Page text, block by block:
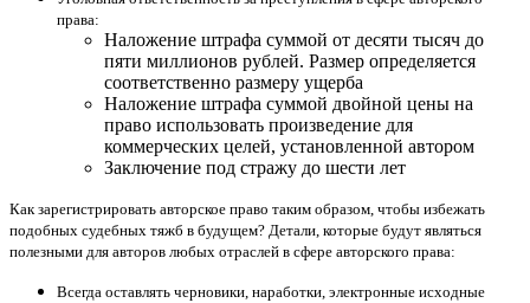
права:
Наложение штрафа суммой от десяти тысяч до
пяти миллионов рублей. Размер определяется
соответственно размеру ущерба
Наложение штрафа суммой двойной цены на
право использовать произведение для
коммерческих целей, установленной автором
Заключение под стражу до шести лет
Как зарегистрировать авторское право таким образом, чтобы избежать
подобных судебных тяжб в будущем? Детали, которые будут являться
полезными для авторов любых отраслей в сфере авторского права:
Всегда оставлять черновики, наработки, электронные исходные